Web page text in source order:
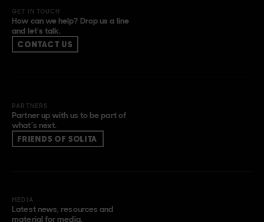
GET IN TOUCH
How can we help? Drop us a line
and let’s talk.
CONTACT US
PARTNERS
Partner up with us to be part of
what’s next.
FRIENDS OF SOLITA
MEDIA
Latest news, resources and
material for media.